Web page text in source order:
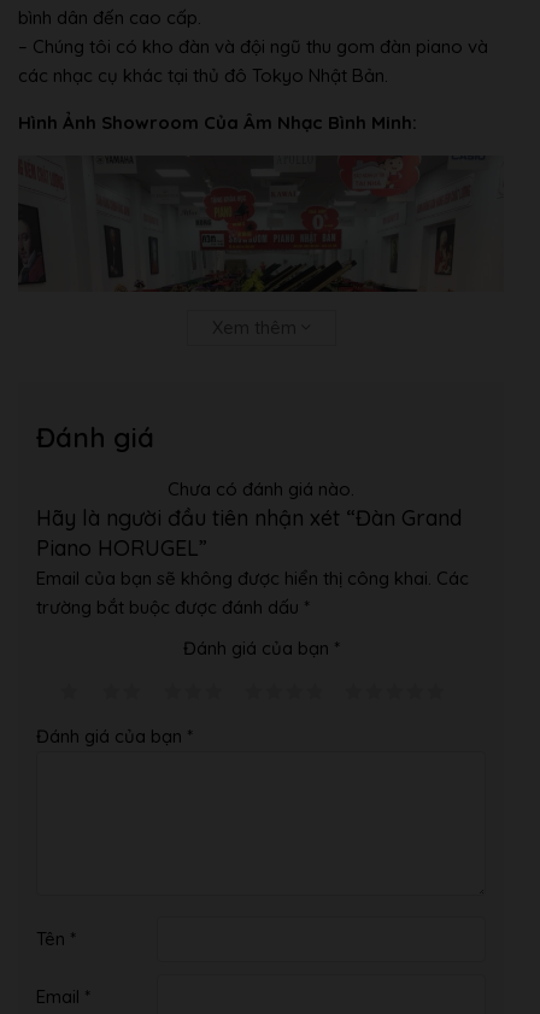
bình dân đến cao cấp.
– Chúng tôi có kho đàn và đội ngũ thu gom đàn piano và
các nhạc cụ khác tại thủ đô Tokyo Nhật Bản.
Hình Ảnh Showroom Của Âm Nhạc Bình Minh:
Đánh giá
Chưa có đánh giá nào.
Hãy là người đầu tiên nhận xét “Đàn Grand
Piano HORUGEL”
Email của bạn sẽ không được hiển thị công khai. Các
trường bắt buộc được đánh dấu *
Đánh giá của bạn *
Đánh giá của bạn *
Tên *
Email *